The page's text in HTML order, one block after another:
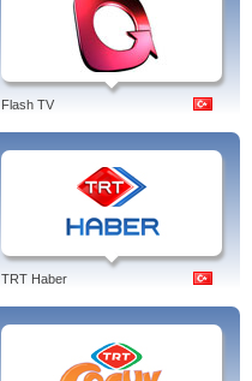
Flash TV
TRT Haber